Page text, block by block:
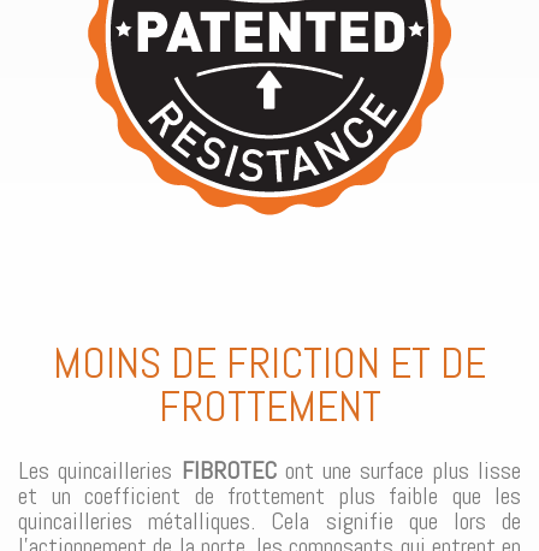
MOINS DE FRICTION ET DE
FROTTEMENT
Les quincailleries FIBROTECont une surface plus lisse
et un coefficient de frottement plus faible que les
quincailleries métalliques. Cela signifie que lors de